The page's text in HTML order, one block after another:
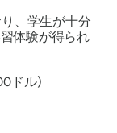
、学生が十分
体験が得られ
ドル)